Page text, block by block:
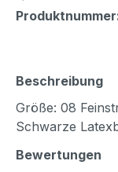
Beschreibung
Größe: 08
Schwarze
Bewertungen